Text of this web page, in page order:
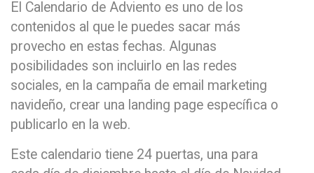
El Calendario de Adviento es uno de los
contenidos al que le puedes sacar más
provecho en estas fechas. Algunas
posibilidades son incluirlo en las redes
sociales, en la campaña de email marketing
navideño, crear una landing page específica o
publicarlo en la web.
Este calendario tiene 24 puertas, una para